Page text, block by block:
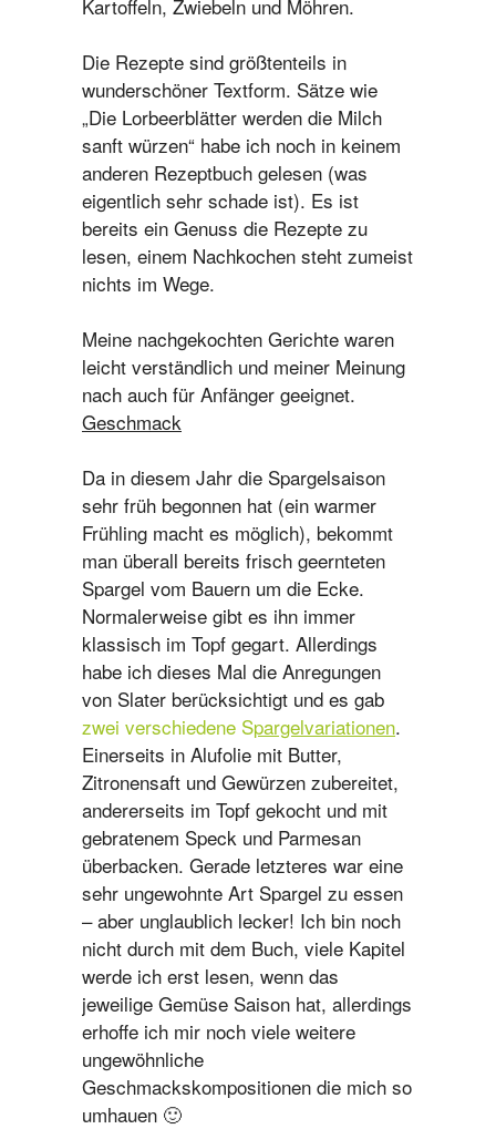
Kartoffeln, Zwiebeln und Möhren.
Die Rezepte sind größtenteils in
wunderschöner Textform. Sätze wie
„Die Lorbeerblätter werden die Milch
sanft würzen“ habe ich noch in keinem
anderen Rezeptbuch gelesen (was
eigentlich sehr schade ist). Es ist
bereits ein Genuss die Rezepte zu
lesen, einem Nachkochen steht zumeist
nichts im Wege.
Meine nachgekochten Gerichte waren
leicht verständlich und meiner Meinung
nach auch für Anfänger geeignet.
Geschmack
Da in diesem Jahr die Spargelsaison
sehr früh begonnen hat (ein warmer
Frühling macht es möglich), bekommt
man überall bereits frisch geernteten
Spargel vom Bauern um die Ecke.
Normalerweise gibt es ihn immer
klassisch im Topf gegart. Allerdings
habe ich dieses Mal die Anregungen
von Slater berücksichtigt und es gab
zwei verschiedene Spargelvariationen.
Einerseits in Alufolie mit Butter,
Zitronensaft und Gewürzen zubereitet,
andererseits im Topf gekocht und mit
gebratenem Speck und Parmesan
überbacken. Gerade letzteres war eine
sehr ungewohnte Art Spargel zu essen
– aber unglaublich lecker! Ich bin noch
nicht durch mit dem Buch, viele Kapitel
werde ich erst lesen, wenn das
jeweilige Gemüse Saison hat, allerdings
erhoffe ich mir noch viele weitere
ungewöhnliche
Geschmackskompositionen die mich so
umhauen 🙂